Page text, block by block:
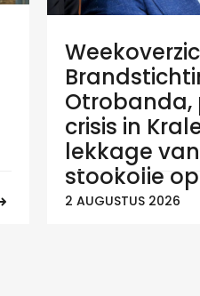
Otrobanda,
crisis in
lekkage van
stookolie
2 AUGUSTUS 2026